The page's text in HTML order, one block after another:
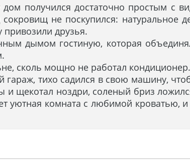
получился достаточно простым с
не поскупился: натуральное
привозили друзья.
дымом гостиную, которая
сколь мощно не работал
гараж, тихо садился в свою машину,
и щекотал ноздри, соленый бриз
уютная комната с любимой кроватью, и